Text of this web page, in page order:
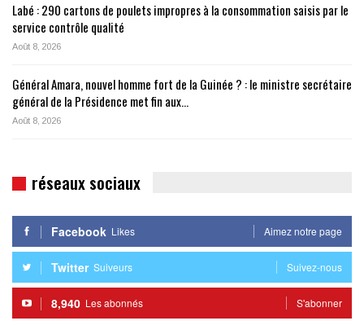
Labé : 290 cartons de poulets impropres à la consommation saisis par le
service contrôle qualité
Août 8, 2026
Général Amara, nouvel homme fort de la Guinée ? : le ministre secrétaire
général de la Présidence met fin aux…
Août 8, 2026
réseaux sociaux
Facebook Likes Aimez notre page
Twitter Suiveurs Suivez-nous
8,940 Les abonnés S'abonner